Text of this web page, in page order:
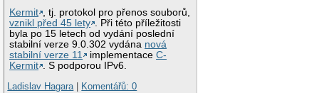
Kermit
, tj. protokol pro přenos souborů,
vznikl před 45 lety
. Při této příležitosti
byla po 15 letech od vydání poslední
stabilní verze 9.0.302 vydána nová
stabilní verze 11
implementaceC-
Kermit
. S podporou IPv6.
Ladislav Hagara| Komentářů: 0